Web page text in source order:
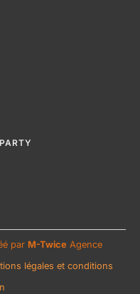
par M-Twice Agence
légales et conditions